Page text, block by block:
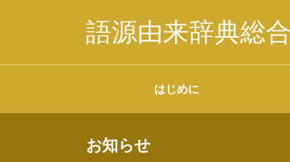
語源由来辞典総
はじめに
お知らせ